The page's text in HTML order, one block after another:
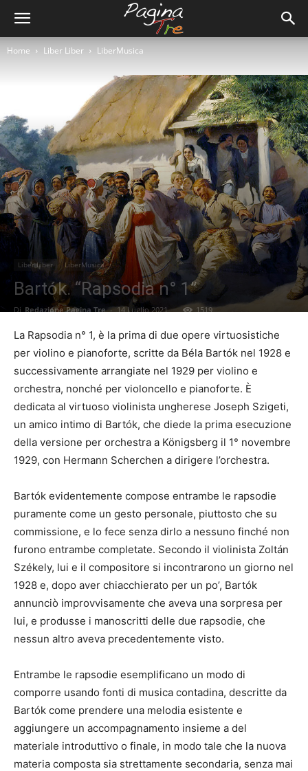
Home Liber Liber LiberMusica
Liber Liber LiberMusica
Bartók. “Rapsodia n° 1”
Di Redazione Pagina Tre - 14 Luglio 2021 1519
La Rapsodia n° 1, è la prima di due opere virtuosistiche
per violino e pianoforte, scritte da Béla Bartók nel 1928 e
successivamente arrangiate nel 1929 per violino e
orchestra, nonché per violoncello e pianoforte. È
dedicata al virtuoso violinista ungherese Joseph Szigeti,
un amico intimo di Bartók, che diede la prima esecuzione
della versione per orchestra a Königsberg il 1° novembre
1929, con Hermann Scherchen a dirigere l’orchestra.
Bartók evidentemente compose entrambe le rapsodie
puramente come un gesto personale, piuttosto che su
commissione, e lo fece senza dirlo a nessuno finché non
furono entrambe completate. Secondo il violinista Zoltán
Székely, lui e il compositore si incontrarono un giorno nel
1928 e, dopo aver chiacchierato per un po’, Bartók
annunciò improvvisamente che aveva una sorpresa per
lui, e produsse i manoscritti delle due rapsodie, che
nessun altro aveva precedentemente visto.
Entrambe le rapsodie esemplificano un modo di
comporre usando fonti di musica contadina, descritte da
Bartók come prendere una melodia esistente e
aggiungere un accompagnamento insieme a del
materiale introduttivo o finale, in modo tale che la nuova
materia composta sia strettamente secondaria, senza mai